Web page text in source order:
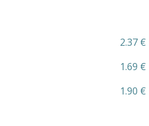
2.37 €
1.69 €
1.90 €